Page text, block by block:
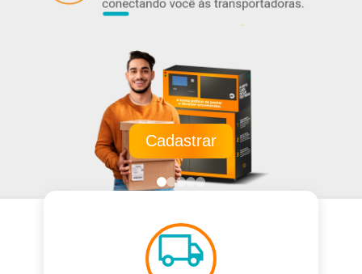
Cadastrar